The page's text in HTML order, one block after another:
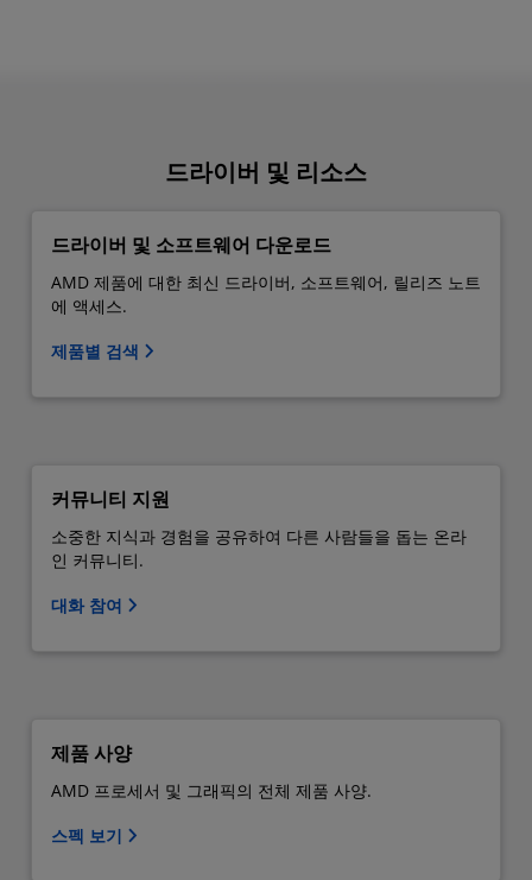
드라이버 및 리소스
드라이버 및 소프트웨어 다운로드
AMD 제품에 대한 최신 드라이버, 소프트웨어, 릴리즈 노트
에 액세스.
제품별 검색
커뮤니티 지원
소중한 지식과 경험을 공유하여 다른 사람들을 돕는 온라
인 커뮤니티.
대화 참여
제품 사양
AMD 프로세서 및 그래픽의 전체 제품 사양.
스펙 보기